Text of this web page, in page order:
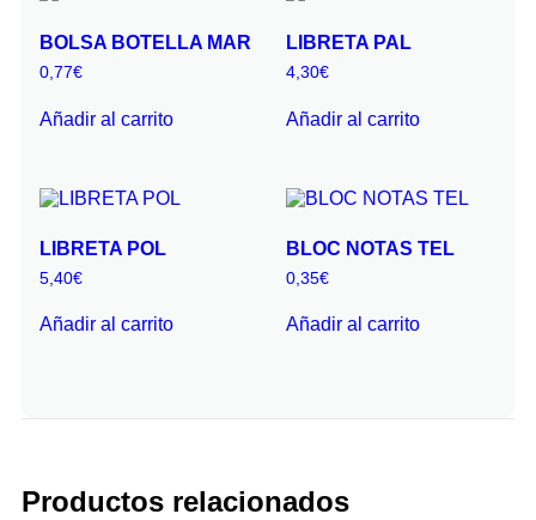
BOLSA BOTELLA MAR
0,77€
Añadir al carrito
LIBRETA PAL
4,30€
Añadir al carrito
LIBRETA POL
5,40€
Añadir al carrito
BLOC NOTAS TEL
0,35€
Añadir al carrito
Productos relacionados